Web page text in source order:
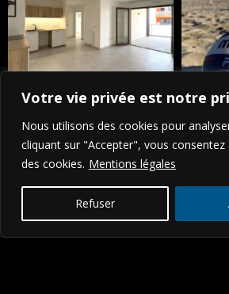
Votre vie privée est notre
Nous utilisons des cookies pour
cliquant sur "Accepter", vous
des cookies. Mentions légales
Refuser
ADRESSE.